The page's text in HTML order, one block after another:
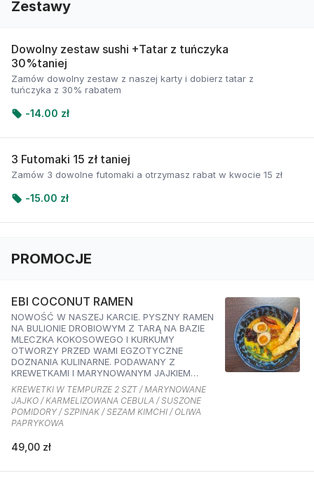
Zestawy
Dowolny zestaw sushi +Tatar z tuńczyka
30%taniej
Zamów dowolny zestaw z naszej karty i dobierz tatar z
tuńczyka z 30% rabatem
-14.00 zł
3 Futomaki 15 zł taniej
Zamów 3 dowolne futomaki a otrzymasz rabat w kwocie 15 zł
-15.00 zł
PROMOCJE
EBI COCONUT RAMEN
NOWOŚĆ W NASZEJ KARCIE. PYSZNY RAMEN
NA BULIONIE DROBIOWYM Z TARĄ NA BAZIE
MLECZKA KOKOSOWEGO I KURKUMY
OTWORZY PRZED WAMI EGZOTYCZNE
DOZNANIA KULINARNE. PODAWANY Z
KREWETKAMI I MARYNOWANYM JAJKIEM
ORAZ KARMELIZOWANĄ CEBULKĄ,
SZPINAKIEM, SUSZONYMI POMIDORAMI ORAZ
SEZAMEM O SMAKU KIMCHI I OLIWĄ
PAPRYKOWĄ
KREWETKI W TEMPURZE 2 SZT / MARYNOWANE
JAJKO / KARMELIZOWANA CEBULA / SUSZONE
POMIDORY / SZPINAK / SEZAM KIMCHI / OLIWA
PAPRYKOWA
49,00 zł